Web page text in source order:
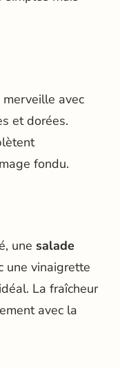
merveille avec
et dorées.
fondu.
une salade
une vinaigrette
La fraîcheur
avec la